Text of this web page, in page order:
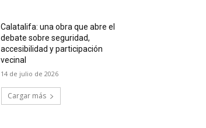
Calatalifa: una obra que abre el
debate sobre seguridad,
accesibilidad y participación
vecinal
14 de julio de 2026
Cargar más